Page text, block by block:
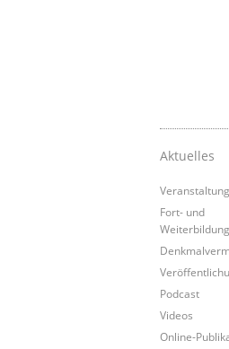
Aktuelles
Fort- und
Podcast
Videos
Online-